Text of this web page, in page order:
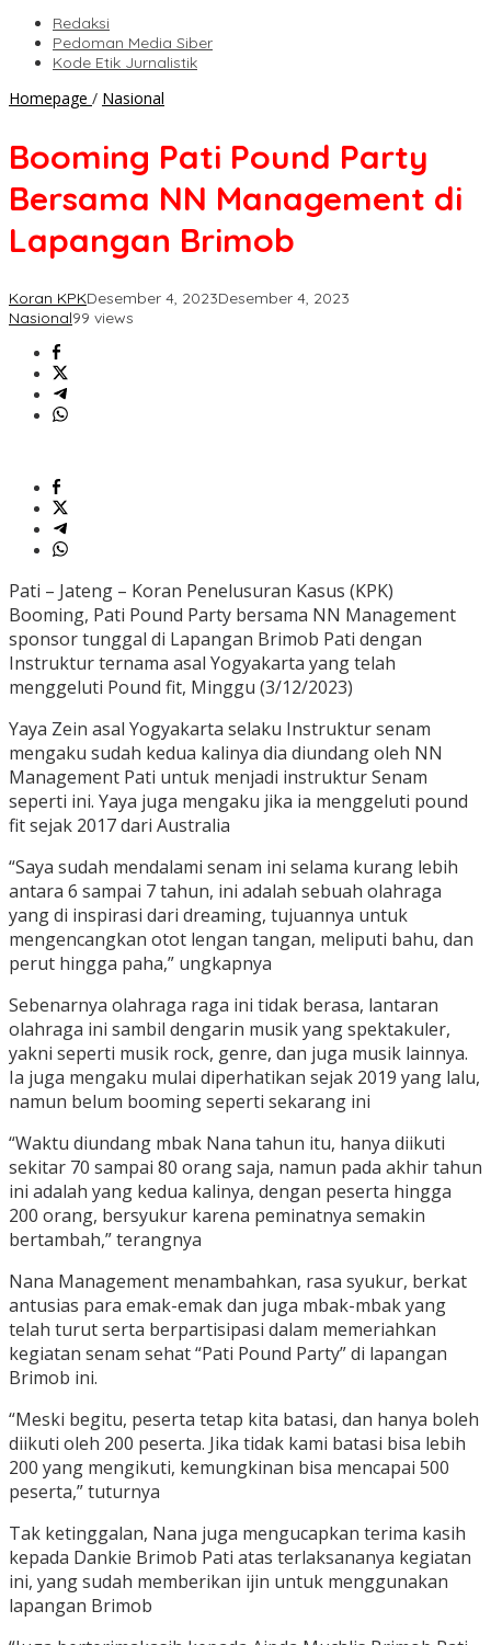
Redaksi
Pedoman Media Siber
Kode Etik Jurnalistik
Homepage / Nasional
Party
NN
di
Booming Pati Pound Party
Bersama NN Management di
Lapangan Brimob
Koran KPKDesember 4, 2023Desember 4, 2023
Nasional99 views
Pati – Jateng – Koran Penelusuran Kasus (KPK)
Booming, Pati Pound Party bersama NN Management
sponsor tunggal di Lapangan Brimob Pati dengan
Instruktur ternama asal Yogyakarta yang telah
menggeluti Pound fit, Minggu (3/12/2023)
Yaya Zein asal Yogyakarta selaku Instruktur senam
mengaku sudah kedua kalinya dia diundang oleh NN
Management Pati untuk menjadi instruktur Senam
seperti ini. Yaya juga mengaku jika ia menggeluti pound
fit sejak 2017 dari Australia
“Saya sudah mendalami senam ini selama kurang lebih
antara 6 sampai 7 tahun, ini adalah sebuah olahraga
yang di inspirasi dari dreaming, tujuannya untuk
mengencangkan otot lengan tangan, meliputi bahu, dan
perut hingga paha,” ungkapnya
Sebenarnya olahraga raga ini tidak berasa, lantaran
olahraga ini sambil dengarin musik yang spektakuler,
yakni seperti musik rock, genre, dan juga musik lainnya.
Ia juga mengaku mulai diperhatikan sejak 2019 yang lalu,
namun belum booming seperti sekarang ini
“Waktu diundang mbak Nana tahun itu, hanya diikuti
sekitar 70 sampai 80 orang saja, namun pada akhir tahun
ini adalah yang kedua kalinya, dengan peserta hingga
200 orang, bersyukur karena peminatnya semakin
bertambah,” terangnya
Nana Management menambahkan, rasa syukur, berkat
antusias para emak-emak dan juga mbak-mbak yang
telah turut serta berpartisipasi dalam memeriahkan
kegiatan senam sehat “Pati Pound Party” di lapangan
Brimob ini.
“Meski begitu, peserta tetap kita batasi, dan hanya boleh
diikuti oleh 200 peserta. Jika tidak kami batasi bisa lebih
200 yang mengikuti, kemungkinan bisa mencapai 500
peserta,” tuturnya
Tak ketinggalan, Nana juga mengucapkan terima kasih
kepada Dankie Brimob Pati atas terlaksananya kegiatan
ini, yang sudah memberikan ijin untuk menggunakan
lapangan Brimob